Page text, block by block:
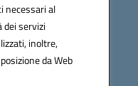
necessari al
servizi
inoltre,
da Web